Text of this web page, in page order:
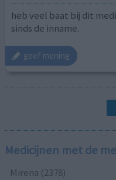
heb veel baat bij dit
sinds de inname.
geef mening
Medicijnen met de
Mirena (2378)